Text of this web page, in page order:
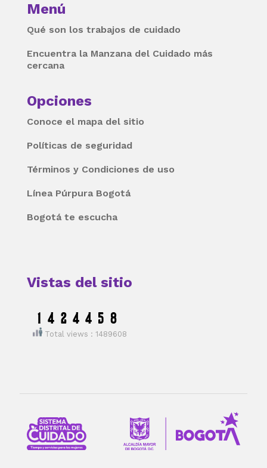
Menú
Qué son los trabajos de cuidado
Encuentra la Manzana del Cuidado más
cercana
Opciones
Conoce el mapa del sitio
Políticas de seguridad
Términos y Condiciones de uso
Línea Púrpura Bogotá
Bogotá te escucha
Vistas del sitio
Total views : 1489608